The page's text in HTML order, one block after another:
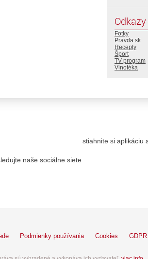
Odkazy
Fotky
Pravda.sk
Recepty
Šport
TV program
Vinotéka
naše sociálne siete
stiahnite si aplikáciu
Podmienky používania Cookies GDPR